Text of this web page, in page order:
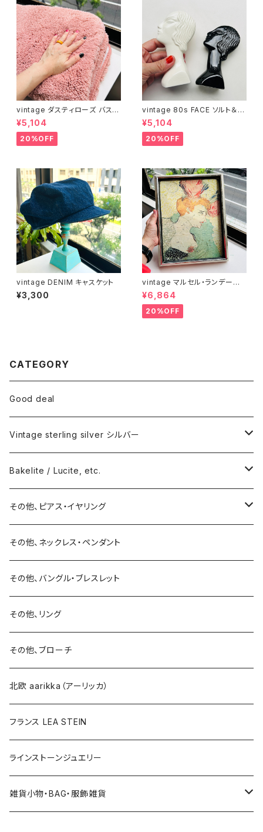
vintage ダスティローズ バスマ
ット
¥5,104
20%OFF
vintage 80s FACE ソルト＆ペ
ッパーシェイカー
¥5,104
20%OFF
vintage DENIM キャスケット
¥3,300
vintage マルセル・ランデール
嬢 額装 wall-decor
¥6,864
20%OFF
CATEGORY
Good deal
Vintage sterling silver シルバー
ネックレス
バングル・ブレスレット
リング
15号以上
ピアス
イヤリング
ブローチ
その他
Bakelite / Lucite, etc.
ピアス・イヤリング
リング
バングル・ブレスレット
ブローチ
ネックレス
その他、ピアス・イヤリング
ピアス
イヤリング
その他、ネックレス・ペンダント
その他、バングル・ブレスレット
その他、リング
その他、ブローチ
北欧 aarikka（アーリッカ）
フランス LEA STEIN
ラインストーンジュエリー
雑貨小物・BAG・服飾雑貨